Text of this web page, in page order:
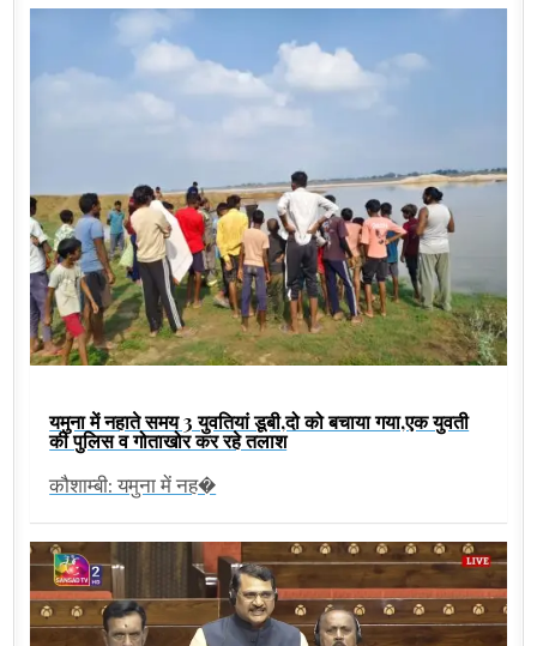
यमुना में नहाते समय 3 युवतियां डूबी,दो को बचाया गया,एक युवती
की पुलिस व गोताखोर कर रहे तलाश
कौशाम्बी: यमुना में नह�